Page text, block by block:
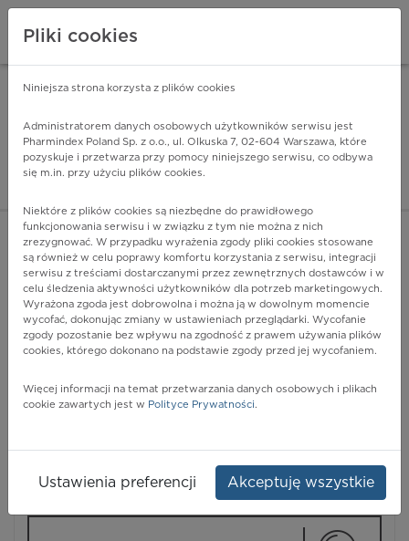
Pharmindex - lider
ZALOGUJ SIĘ
POKAŻ FILTRY
Pharmindex
Pliki cookies
Niniejsza strona korzysta z plików cookies
Administratorem danych osobowych użytkowników serwisu jest
Pharmindex Poland Sp. z o.o., ul. Olkuska 7, 02-604 Warszawa, które
pozyskuje i przetwarza przy pomocy niniejszego serwisu, co odbywa
się m.in. przy użyciu plików cookies.
Niektóre z plików cookies są niezbędne do prawidłowego
funkcjonowania serwisu i w związku z tym nie można z nich
zrezygnować. W przypadku wyrażenia zgody pliki cookies stosowane
są również w celu poprawy komfortu korzystania z serwisu, integracji
serwisu z treściami dostarczanymi przez zewnętrznych dostawców i w
celu śledzenia aktywności użytkowników dla potrzeb marketingowych.
Wyrażona zgoda jest dobrowolna i można ją w dowolnym momencie
wycofać, dokonując zmiany w ustawieniach przeglądarki. Wycofanie
zgody pozostanie bez wpływu na zgodność z prawem używania plików
cookies, którego dokonano na podstawie zgody przed jej wycofaniem.
Więcej informacji na temat przetwarzania danych osobowych i plikach
cookie zawartych jest w Polityce Prywatności.
Ustawienia preferencji Akceptuję wszystkie
ZA DARMO - w Google Play INSTALUJ